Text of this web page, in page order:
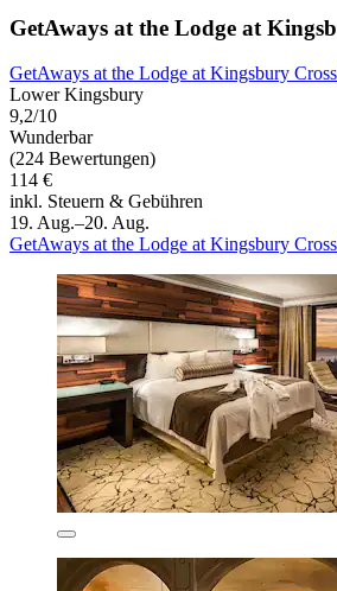
GetAways at the Lodge at
GetAways at the Lodge at Kingsbury
Lower Kingsbury
9,2/10
Wunderbar
(224 Bewertungen)
114 €
inkl. Steuern & Gebühren
19. Aug.–20. Aug.
GetAways at the Lodge at Kingsbury